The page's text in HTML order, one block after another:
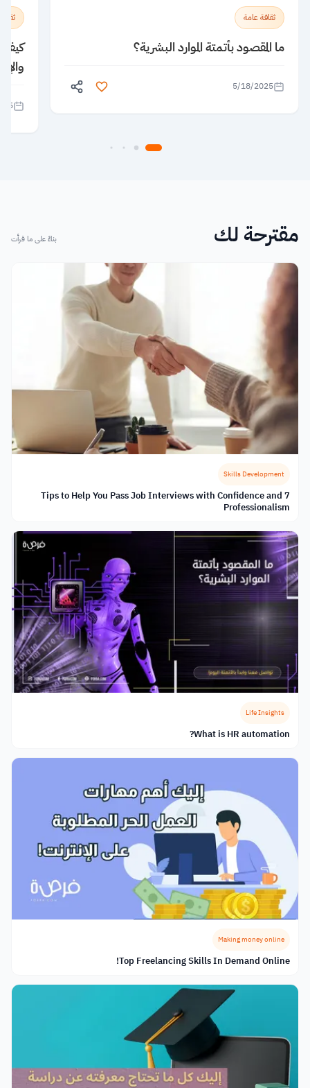
ثقافة عامة
ما المقصود بأتمتة الموارد البشرية؟
5/18/2025
كيف
مقترحة لك بناءً على ما قرأت
Skills Development
7 Tips to Help You Pass Job Interviews with Confidence and
Professionalism
Life Insights
What is HR automation?
Making money online
Top Freelancing Skills In Demand Online!